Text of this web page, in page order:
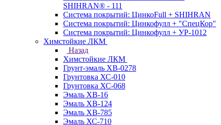
SHIHRAN® - 111
Система покрытий: ЦинкоFull + SHIHRAN
Система покрытий: Цинкофулл + "СпецКор"
Система покрытий: Цинкофулл + УР-1012
Химстойкие ЛКМ
Назад
Химстойкие ЛКМ
Грунт-эмаль ХВ-0278
Грунтовка ХС-010
Грунтовка ХС-068
Эмаль ХВ-16
Эмаль ХВ-124
Эмаль ХВ-785
Эмаль ХС-710